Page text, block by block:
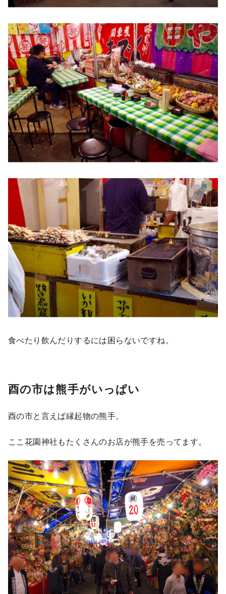
食べたり飲んだりするには困らないですね。
酉の市は熊手がいっぱい
酉の市と言えば縁起物の熊手。
ここ花園神社もたくさんのお店が熊手を売ってます。